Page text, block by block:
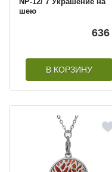
шею
636
В КОРЗИНУ